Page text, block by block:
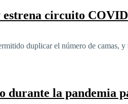
estrena circuito COVID
duplicar el número de camas,
durante la pandemia